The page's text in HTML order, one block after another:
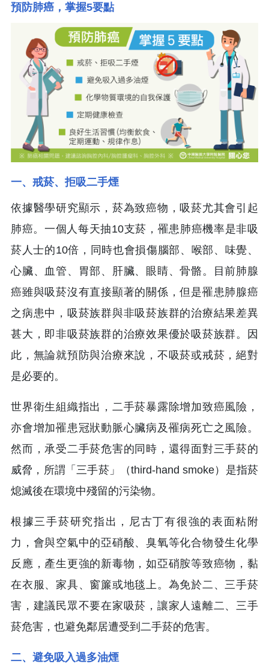
預防肺癌，掌握5要點
一、戒菸、拒吸二手煙
依據醫學研究顯示，菸為致癌物，吸菸尤其會引起
肺癌。一個人每天抽10支菸，罹患肺癌機率是非吸
菸人士的10倍，同時也會損傷腦部、喉部、味覺、
心臟、血管、胃部、肝臟、眼睛、骨骼。目前肺腺
癌雖與吸菸沒有直接顯著的關係，但是罹患肺腺癌
之病患中，吸菸族群與非吸菸族群的治療結果差異
甚大，即非吸菸族群的治療效果優於吸菸族群。因
此，無論就預防與治療來說，不吸菸或戒菸，絕對
是必要的。
世界衛生組織指出，二手菸暴露除增加致癌風險，
亦會增加罹患冠狀動脈心臟病及罹病死亡之風險。
然而，承受二手菸危害的同時，還得面對三手菸的
威脅，所謂「三手菸」（third-hand smoke）是指菸
熄滅後在環境中殘留的污染物。
根據三手菸研究指出，尼古丁有很強的表面粘附
力，會與空氣中的亞硝酸、臭氧等化合物發生化學
反應，產生更強的新毒物，如亞硝胺等致癌物，黏
在衣服、家具、窗簾或地毯上。為免於二、三手菸
害，建議民眾不要在家吸菸，讓家人遠離二、三手
菸危害，也避免鄰居遭受到二手菸的危害。
二、避免吸入過多油煙